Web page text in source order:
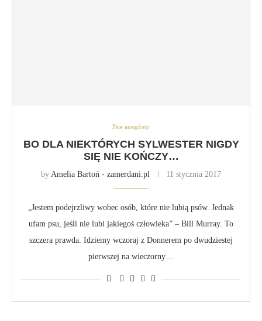
Psie anegdoty
BO DLA NIEKTÓRYCH SYLWESTER NIGDY
SIĘ NIE KOŃCZY…
by Amelia Bartoń - zamerdani.pl 11 stycznia 2017
„Jestem podejrzliwy wobec osób, które nie lubią psów. Jednak
ufam psu, jeśli nie lubi jakiegoś człowieka” – Bill Murray. To
szczera prawda. Idziemy wczoraj z Donnerem po dwudziestej
pierwszej na wieczorny…